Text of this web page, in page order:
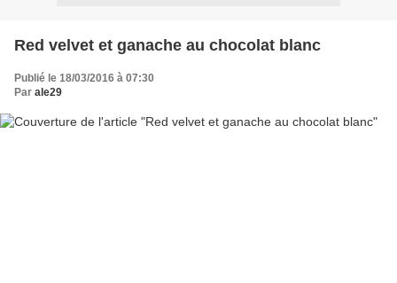
Red velvet et ganache au chocolat blanc
Publié le 18/03/2016 à 07:30
Par ale29